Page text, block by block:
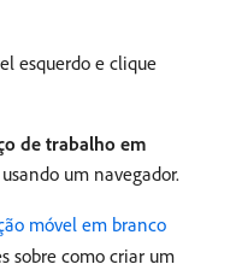
esquerdo e clique
de trabalho em
um navegador.
móvel em branco
sobre como criar um